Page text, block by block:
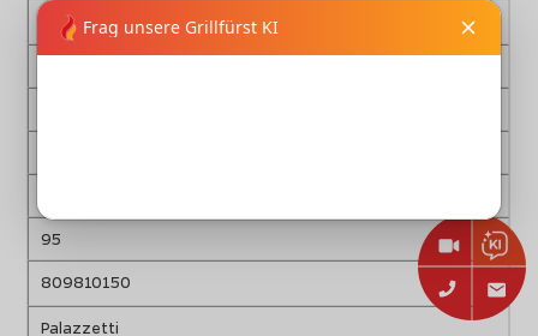
809810160
95
809810150
Palazzetti